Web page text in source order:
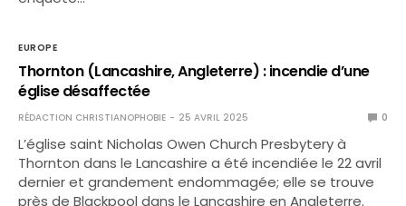
EUROPE
Thornton (Lancashire, Angleterre) : incendie d’une
église désaffectée
RÉDACTION CHRISTIANOPHOBIE 25 AVRIL 2025 0
L’église saint Nicholas Owen Church Presbytery à
Thornton dans le Lancashire a été incendiée le 22 avril
dernier et grandement endommagée; elle se trouve
près de Blackpool dans le Lancashire en Angleterre.